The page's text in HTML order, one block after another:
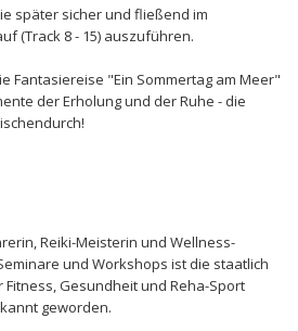
später sicher und fließend im
(Track 8 - 15) auszuführen.
Fantasiereise "Ein Sommertag am Meer"
der Erholung und der Ruhe - die
Reiki-Meisterin und Wellness-
und Workshops ist die staatlich
Gesundheit und Reha-Sport
geworden.